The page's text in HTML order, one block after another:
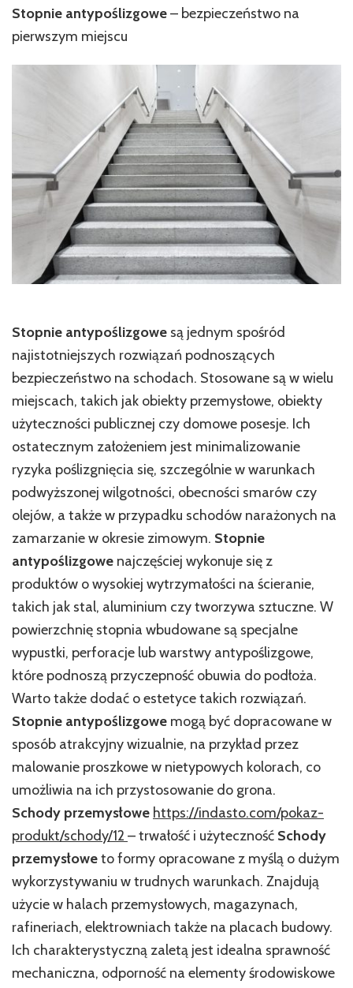
Stopnie antypoślizgowe– bezpieczeństwo na
pierwszym miejscu
Stopnie antypoślizgowe są jednym spośród
najistotniejszych rozwiązań podnoszących
bezpieczeństwo na schodach. Stosowane są w wielu
miejscach, takich jak obiekty przemysłowe, obiekty
użyteczności publicznej czy domowe posesje. Ich
ostatecznym założeniem jest minimalizowanie
ryzyka poślizgnięcia się, szczególnie w warunkach
podwyższonej wilgotności, obecności smarów czy
olejów, a także w przypadku schodów narażonych na
zamarzanie w okresie zimowym. Stopnie
antypoślizgowe najczęściej wykonuje się z
produktów o wysokiej wytrzymałości na ścieranie,
takich jak stal, aluminium czy tworzywa sztuczne. W
powierzchnię stopnia wbudowane są specjalne
wypustki, perforacje lub warstwy antypoślizgowe,
które podnoszą przyczepność obuwia do podłoża.
Warto także dodać o estetyce takich rozwiązań.
Stopnie antypoślizgowe mogą być dopracowane w
sposób atrakcyjny wizualnie, na przykład przez
malowanie proszkowe w nietypowych kolorach, co
umożliwia na ich przystosowanie do grona.
Schody przemysłowe https://indasto.com/pokaz-
produkt/schody/12 – trwałość i użyteczność Schody
przemysłoweto formy opracowane z myślą o dużym
wykorzystywaniu w trudnych warunkach. Znajdują
użycie w halach przemysłowych, magazynach,
rafineriach, elektrowniach także na placach budowy.
Ich charakterystyczną zaletą jest idealna sprawność
mechaniczna, odporność na elementy środowiskowe